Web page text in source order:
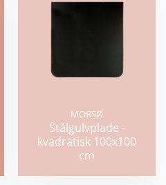
MORSØ
Stålgulvplade -
kvadratisk 100x100
cm